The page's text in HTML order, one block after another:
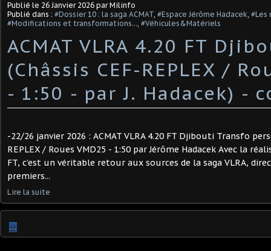
Publié le 26 Janvier 2026 par Milinfo
Publié dans : #Dossier 10 : la saga ACMAT, #Espace Jérôme Hadacek, #Les
#Modifications et transformations..., #Véhicules&Matériels
ACMAT VLRA 4.20 FT
(Châssis CEF-REPLEX /
- 1:50 - par J. Hadacek) -
-22/26 janvier 2026 : ACMAT VLRA 4.20 FT Djibouti Transfo
REPLEX / Roues VMD25 - 1:50 par Jérôme Hadacek Avec la
FT, c’est un véritable retour aux sources de la saga VLRA,
premiers...
Lire la suite
…